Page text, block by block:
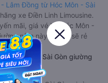
Lâm Đồng từ Hóc Môn - Sài
xe Điền Linh Limousine.
mãi, giá vé Xe Hóc Môn -
nằm này có thể sẽ rẻ
Hóc Môn - Sài Gòn giường